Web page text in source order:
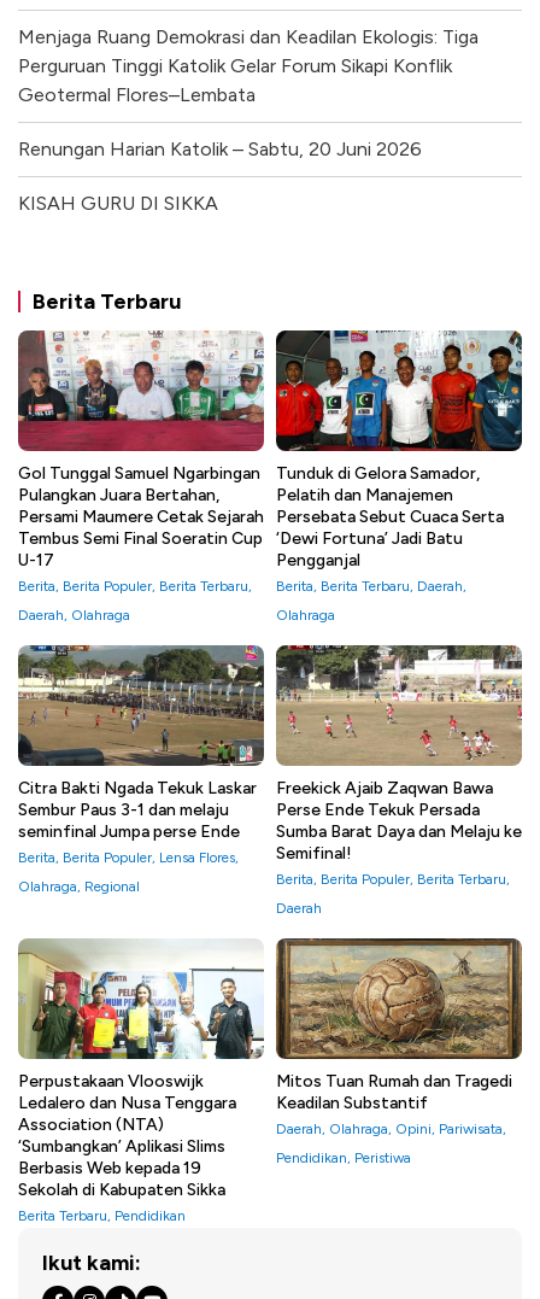
Menjaga Ruang Demokrasi dan Keadilan Ekologis: Tiga
Perguruan Tinggi Katolik Gelar Forum Sikapi Konflik
Geotermal Flores–Lembata
Renungan Harian Katolik – Sabtu, 20 Juni 2026
KISAH GURU DI SIKKA
Berita Terbaru
Gol Tunggal Samuel Ngarbingan
Pulangkan Juara Bertahan,
Persami Maumere Cetak Sejarah
Tembus Semi Final Soeratin Cup
U-17
Berita, Berita Populer, Berita Terbaru,
Daerah, Olahraga
Tunduk di Gelora Samador,
Pelatih dan Manajemen
Persebata Sebut Cuaca Serta
‘Dewi Fortuna’ Jadi Batu
Pengganjal
Berita, Berita Terbaru, Daerah,
Olahraga
Citra Bakti Ngada Tekuk Laskar
Sembur Paus 3-1 dan melaju
seminfinal Jumpa perse Ende
Berita, Berita Populer, Lensa Flores,
Olahraga, Regional
Freekick Ajaib Zaqwan Bawa
Perse Ende Tekuk Persada
Sumba Barat Daya dan Melaju ke
Semifinal!
Berita, Berita Populer, Berita Terbaru,
Daerah
Perpustakaan Vlooswijk
Ledalero dan Nusa Tenggara
Association (NTA)
‘Sumbangkan’ Aplikasi Slims
Berbasis Web kepada 19
Sekolah di Kabupaten Sikka
Berita Terbaru, Pendidikan
Mitos Tuan Rumah dan Tragedi
Keadilan Substantif
Daerah, Olahraga, Opini, Pariwisata,
Pendidikan, Peristiwa
Ikut kami: